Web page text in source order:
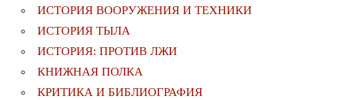
ИСТОРИЯ ВООРУЖЕНИЯ И ТЕХНИКИ
ИСТОРИЯ ТЫЛА
ИСТОРИЯ: ПРОТИВ ЛЖИ
КНИЖНАЯ ПОЛКА
КРИТИКА И БИБЛИОГРАФИЯ